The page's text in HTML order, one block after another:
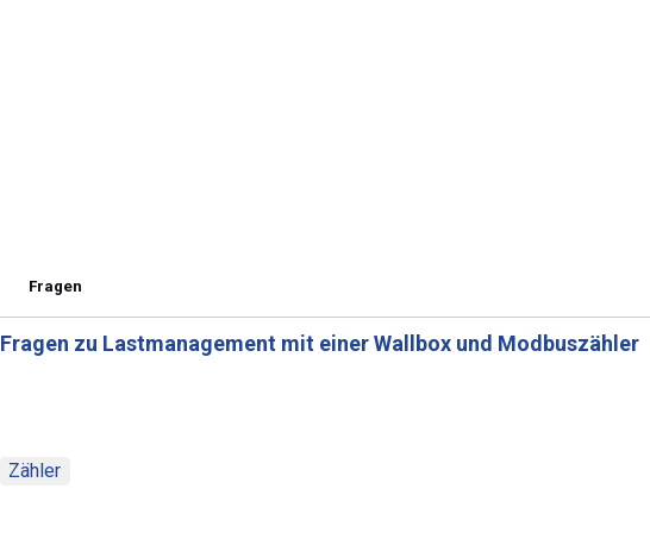
Fragen
Fragen zu Lastmanagement mit einer Wallbox und Modbuszähler
Zähler